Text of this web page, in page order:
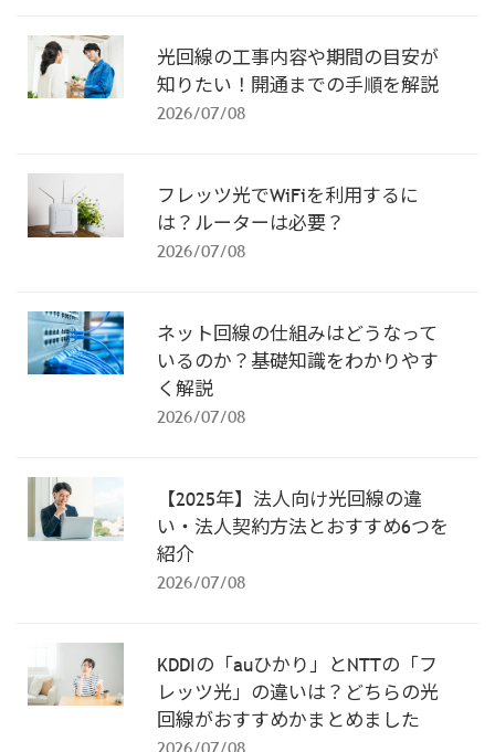
光回線の工事内容や期間の目安が
知りたい！開通までの手順を解説
2026/07/08
フレッツ光でWiFiを利用するに
は？ルーターは必要？
2026/07/08
ネット回線の仕組みはどうなって
いるのか？基礎知識をわかりやす
く解説
2026/07/08
【2025年】法人向け光回線の違
い・法人契約方法とおすすめ6つを
紹介
2026/07/08
KDDIの「auひかり」とNTTの「フ
レッツ光」の違いは？どちらの光
回線がおすすめかまとめました